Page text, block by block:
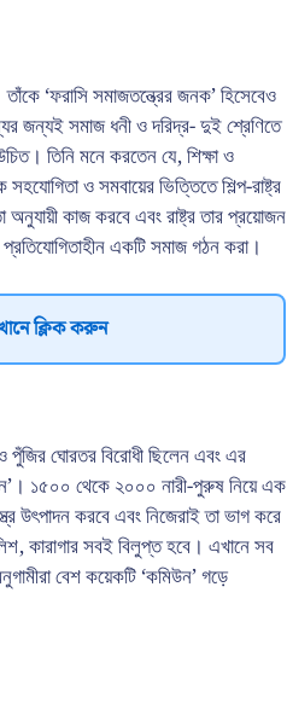
‘ফরাসি সমাজতন্ত্রের জনক’ হিসেবেও
জন্যই সমাজ ধনী ও দরিদ্র- দুই শ্রেণিতে
তিনি মনে করতেন যে, শিক্ষা ও
ও সমবায়ের ভিত্তিতে শিল্প-রাষ্ট্র
কাজ করবে এবং রাষ্ট্র তার প্রয়োজন
একটি সমাজ গঠন করা।
ক্লিক করুন
পুঁজির ঘোরতর বিরোধী ছিলেন এবং এর
১৫০০ থেকে ২০০০ নারী-পুরুষ নিয়ে এক
উৎপাদন করবে এবং নিজেরাই তা ভাগ করে
কারাগার সবই বিলুপ্ত হবে। এখানে সব
বেশ কয়েকটি ‘কমিউন’ গড়ে